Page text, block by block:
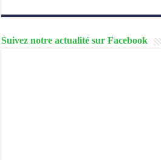
Suivez notre actualité sur Facebook